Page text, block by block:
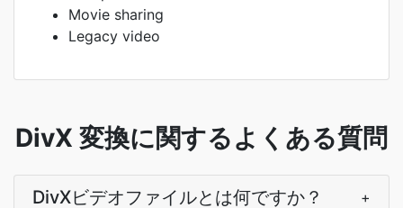
Movie sharing
Legacy video
DivX 変換に関するよくある質問
DivXビデオファイルとは何ですか？ +